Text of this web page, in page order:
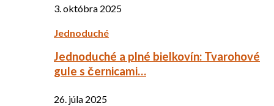
3. októbra 2025
Jednoduché
Jednoduché a plné bielkovín: Tvarohové
gule s černicami…
26. júla 2025